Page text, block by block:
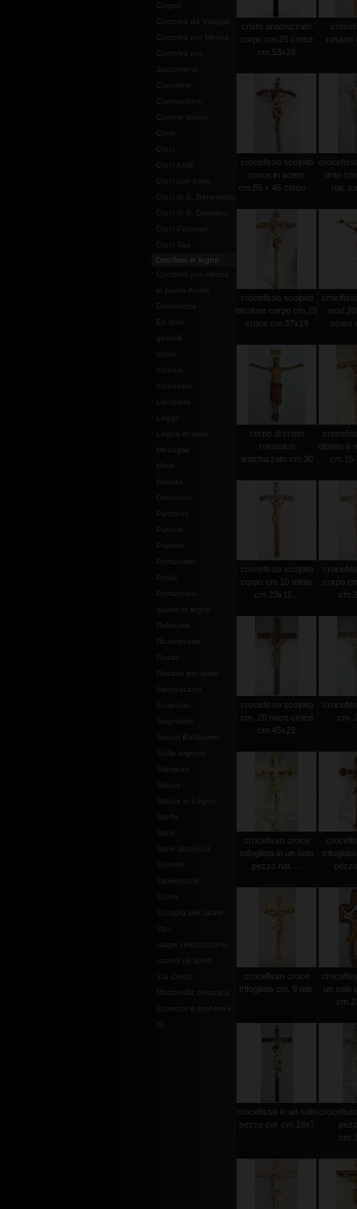
Cingoli
Completi da Viaggio
Completi per Messa
Completi per
Sacramenti
Copertine
Copriamboni
Corone statue
Cotte
Croci
Croci Astili
Croci con base
Croci di S. Benedetto
Croci di S. Damiano
Croci Pettorali
Croci Tau
Crocifissi in legno
Completi per messa
in punto Assisi
Dalmatiche
Ex Voto
gemelli
Leggii
Legno di olivo
Medaglie
Mitrie
Natività
Ostensori
Pastorali
Patene
Pianete
Portaviatici
Piviali
Portachiavi
quadri in legno
Reliquiari
Ricambi vari
Rosari
Rosario per abito
francescano
Scapolari
Segnalibri
Servizi Battesimo
Spille argento
Stampati
Statue
Statue in Legno
Stoffe
Stole
Stole diaconali
Tabernacoli
valige celebrazione
Mattonella ceramica
Essenze e profumi e
cristo antichizzato
corpo cm.25 croce
cm.53x28
rosario
crocefisso scolpito
croce in acero
cm.85 x 46 corpo ...
tinte
nat.
crocefisso scolpito
bicolore corpo cm.15
croce cm.37x19
scuro
corpo di cristo
romanico
antichizzato cm.30
dipinto a
cm.15
crocefisso scolpito
corpo cm.10 totale
cm.23x11...
corpo
crocefisso scolpito
cm. 20 noce croce
cm.45x22
cm.
crocefisso croce
trifogliata in un solo
pezzo nat. ...
crocefisso croce
trifogliata cm. 9 nat.
un solo
crocefisso in un solo
pezzo col. cm.16x7